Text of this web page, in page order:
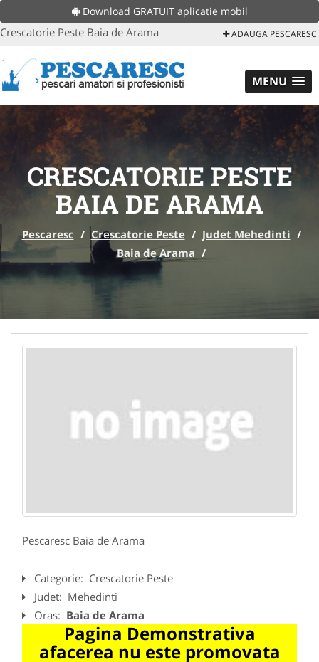
Download GRATUIT aplicatie mobil
Crescatorie Peste Baia de Arama ADAUGA PESCARESC
MENU
CRESCATORIE PESTE
BAIA DE ARAMA
Pescaresc / Crescatorie Peste / Judet Mehedinti /
Baia de Arama /
Pescaresc Baia de Arama
Categorie: Crescatorie Peste
Judet: Mehedinti
Oras: Baia de Arama
Pagina Demonstrativa
afacerea nu este promovata